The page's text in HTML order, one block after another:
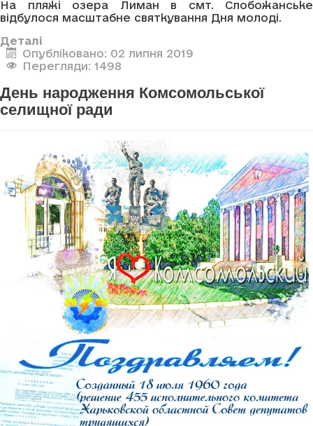
На пляжі озера Лиман в смт. Слобожанське
відбулося масштабне святкування Дня молоді.
Деталі
Опубліковано: 02 липня 2019
Перегляди: 1498
День народження Комсомольської
селищної ради